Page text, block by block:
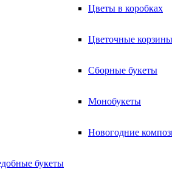
Цветы в коробках
Цветочные корзины
Сборные букеты
Монобукеты
Новогодние
букеты